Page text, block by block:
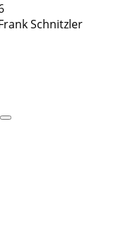
Schnitzler